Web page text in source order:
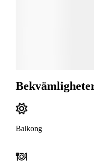
Balkong